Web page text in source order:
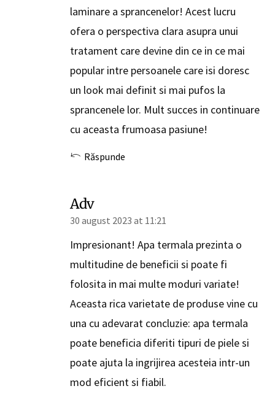
laminare a sprancenelor! Acest lucru
ofera o perspectiva clara asupra unui
tratament care devine din ce in ce mai
popular intre persoanele care isi doresc
un look mai definit si mai pufos la
sprancenele lor. Mult succes in continuare
cu aceasta frumoasa pasiune!
Răspunde
Adv
30 august 2023 at 11:21
Impresionant! Apa termala prezinta o
multitudine de beneficii si poate fi
folosita in mai multe moduri variate!
Aceasta rica varietate de produse vine cu
una cu adevarat concluzie: apa termala
poate beneficia diferiti tipuri de piele si
poate ajuta la ingrijirea acesteia intr-un
mod eficient si fiabil.